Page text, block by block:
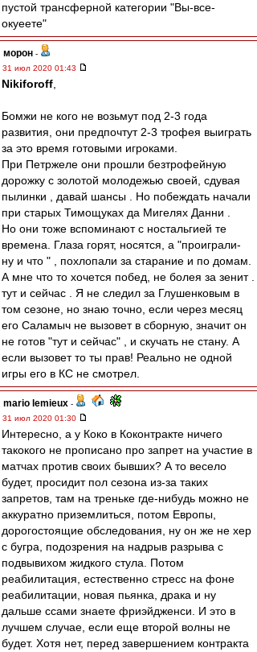
пустой трансферной категории "Вы-все-
окуеете"
морон -
31 июл 2020 01:43
Nikiforoff
Бомжи не кого не возьмут под 2-3 года
развития, они предпочтут 2-3 трофея выиграть
за это время готовыми игроками.
При Петржеле они прошли безтрофейную
дорожку с золотой молодежью своей, сдувая
пылинки , давай шансы . Но побеждать начали
при старых Тимощуках да Мигелях Данни .
Но они тоже вспоминают с ностальгией те
времена. Глаза горят, носятся, а "проиграли-
ну и что " , похлопали за старание и по домам.
А мне что то хочется побед, не болея за зенит .
тут и сейчас . Я не следил за Глушенковым в
том сезоне, но знаю точно, если через месяц
его Саламыч не вызовет в сборную, значит он
не готов "тут и сейчас" , и скучать не стану. А
если вызовет то ты прав! Реально не одной
игры его в КС не смотрел.
mario lemieux -
31 июл 2020 01:30
Интересно, а у Коко в Коконтракте ничего
такокого не прописано про запрет на участие в
матчах против своих бывших? А то весело
будет, просидит пол сезона из-за таких
запретов, там на треньке где-нибудь можно не
аккуратно приземлиться, потом Европы,
дорогостоящие обследования, ну он же не хер
с бугра, подозрения на надрыв разрыва с
подвывихом жидкого стула. Потом
реабилитация, естественно стресс на фоне
реабилитации, новая пьянка, драка и ну
дальше ссами знаете фриэйдженси. И это в
лучшем случае, если еще второй волны не
будет. Хотя нет, перед завершением контракта